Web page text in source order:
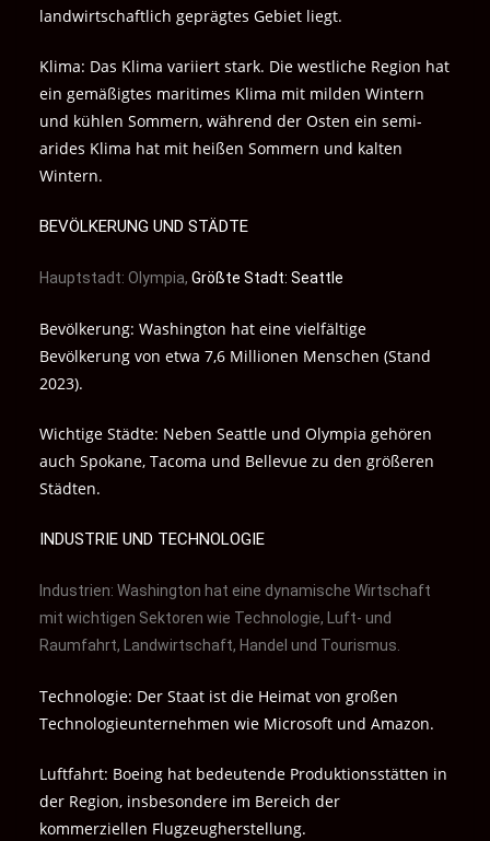
landwirtschaftlich geprägtes Gebiet liegt.
Klima: Das Klima variiert stark. Die westliche Region hat
ein gemäßigtes maritimes Klima mit milden Wintern
und kühlen Sommern, während der Osten ein semi-
arides Klima hat mit heißen Sommern und kalten
Wintern.
BEVÖLKERUNG UND STÄDTE
Hauptstadt: Olympia, Größte Stadt: Seattle
Bevölkerung: Washington hat eine vielfältige
Bevölkerung von etwa 7,6 Millionen Menschen (Stand
2023).
Wichtige Städte: Neben Seattle und Olympia gehören
auch Spokane, Tacoma und Bellevue zu den größeren
Städten.
INDUSTRIE UND TECHNOLOGIE
Industrien: Washington hat eine dynamische Wirtschaft
mit wichtigen Sektoren wie Technologie, Luft- und
Raumfahrt, Landwirtschaft, Handel und Tourismus.
Technologie: Der Staat ist die Heimat von großen
Technologieunternehmen wie Microsoft und Amazon.
Luftfahrt: Boeing hat bedeutende Produktionsstätten in
der Region, insbesondere im Bereich der
kommerziellen Flugzeugherstellung.